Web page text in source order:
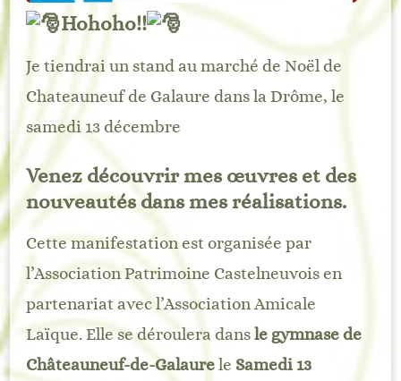
Hohoho!!
Je tiendrai un stand au marché de Noël de
Chateauneuf de Galaure dans la Drôme, le
samedi 13 décembre
Venez découvrir mes œuvres et des
nouveautés dans mes réalisations.
Cette manifestation est organisée par
l’Association Patrimoine Castelneuvois en
partenariat avec l’Association Amicale
Laïque. Elle se déroulera dansle gymnase de
Châteauneuf-de-Galaurele Samedi 13